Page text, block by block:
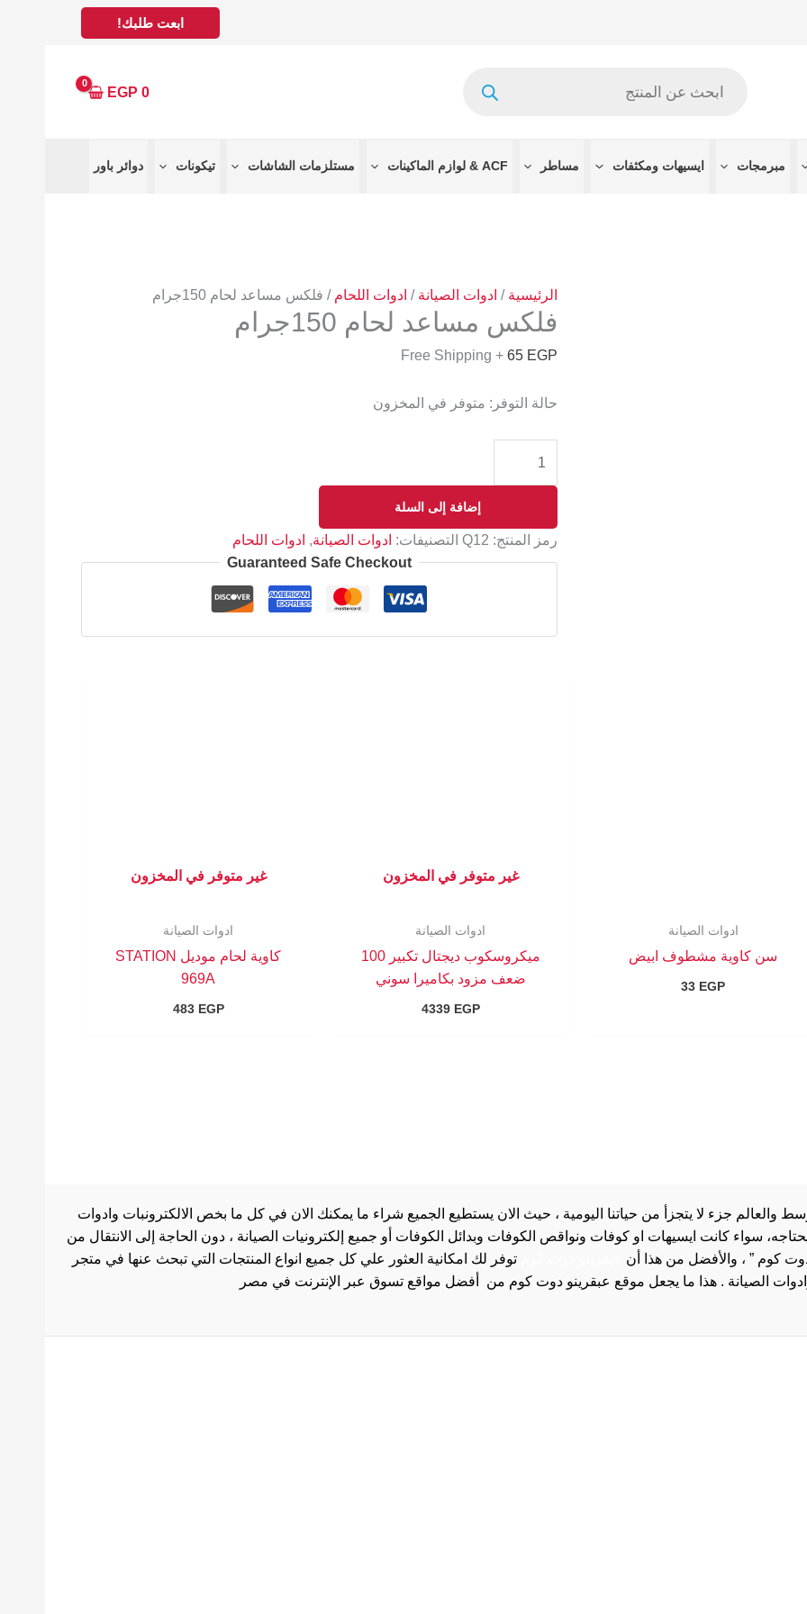
ابعت طلبك!
0
EGP
مبرمجات ايسيهات ومكثفات مساطر ACF & لوازم الماكينات مستلزمات الشاشات تيكونات دوائر باور
الرئيسية / ادوات الصيانة / ادوات اللحام / فلكس مساعد لحام 150جرام
فلكس مساعد لحام 150جرام
65 EGP
+ Free Shipping
حالة التوفر: متوفر في المخزون
إضافة إلى السلة
رمز المنتج: Q12 التصنيفات: ادوات الصيانة, ادوات اللحام
Guaranteed Safe Checkout
ادوات الصيانة
سن كاوية مشطوف ابيض
33 EGP
غير متوفر في المخزون
ادوات الصيانة
ميكروسكوب ديجتال تكبير 100
ضعف مزود بكاميرا سوني
4339 EGP
غير متوفر في المخزون
ادوات الصيانة
كاوية لحام موديل STATION
969A
483 EGP
جزء لا يتجزأ من حياتنا اليومية ، حيث الان يستطيع الجميع شراء ما يمكنك الان في كل ما بخص الالكترونبات وادوات
سواء كانت ايسيهات او كوفات ونواقص الكوفات وبدائل الكوفات أو جميع إلكترونيات الصيانة ، دون الحاجة إلى الانتقال من
كوم ” ، والأفضل من هذا أن
توفر لك امكانية العثور علي كل جميع انواع المنتجات التي تبحث عنها في متجر